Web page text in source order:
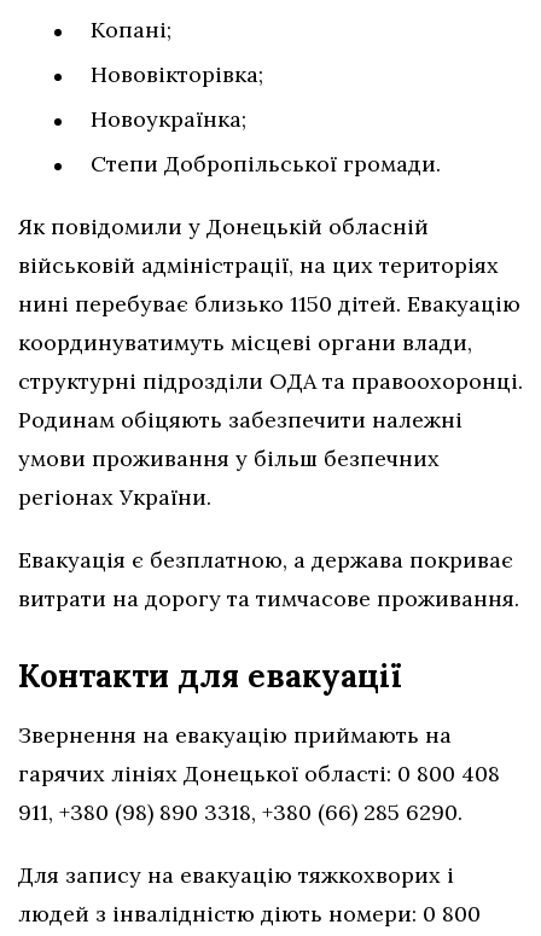
Копані;
Нововікторівка;
Новоукраїнка;
Степи Добропільської громади.
Як повідомили у Донецькій обласній
військовій адміністрації, на цих територіях
нині перебуває близько 1150 дітей. Евакуацію
координуватимуть місцеві органи влади,
структурні підрозділи ОДА та правоохоронці.
Родинам обіцяють забезпечити належні
умови проживання у більш безпечних
регіонах України.
Евакуація є безплатною, а держава покриває
витрати на дорогу та тимчасове проживання.
Контакти для евакуації
Звернення на евакуацію приймають на
гарячих лініях Донецької області: 0 800 408
911, +380 (98) 890 3318, +380 (66) 285 6290.
Для запису на евакуацію тяжкохворих і
людей з інвалідністю діють номери: 0 800